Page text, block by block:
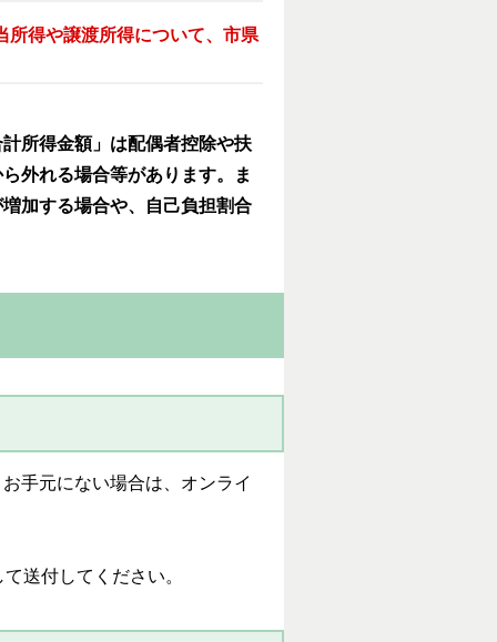
所得や譲渡所得について、市県
所得金額」は配偶者控除や扶
外れる場合等があります。ま
加する場合や、自己負担割合
手元にない場合は、オンライ
送付してください。